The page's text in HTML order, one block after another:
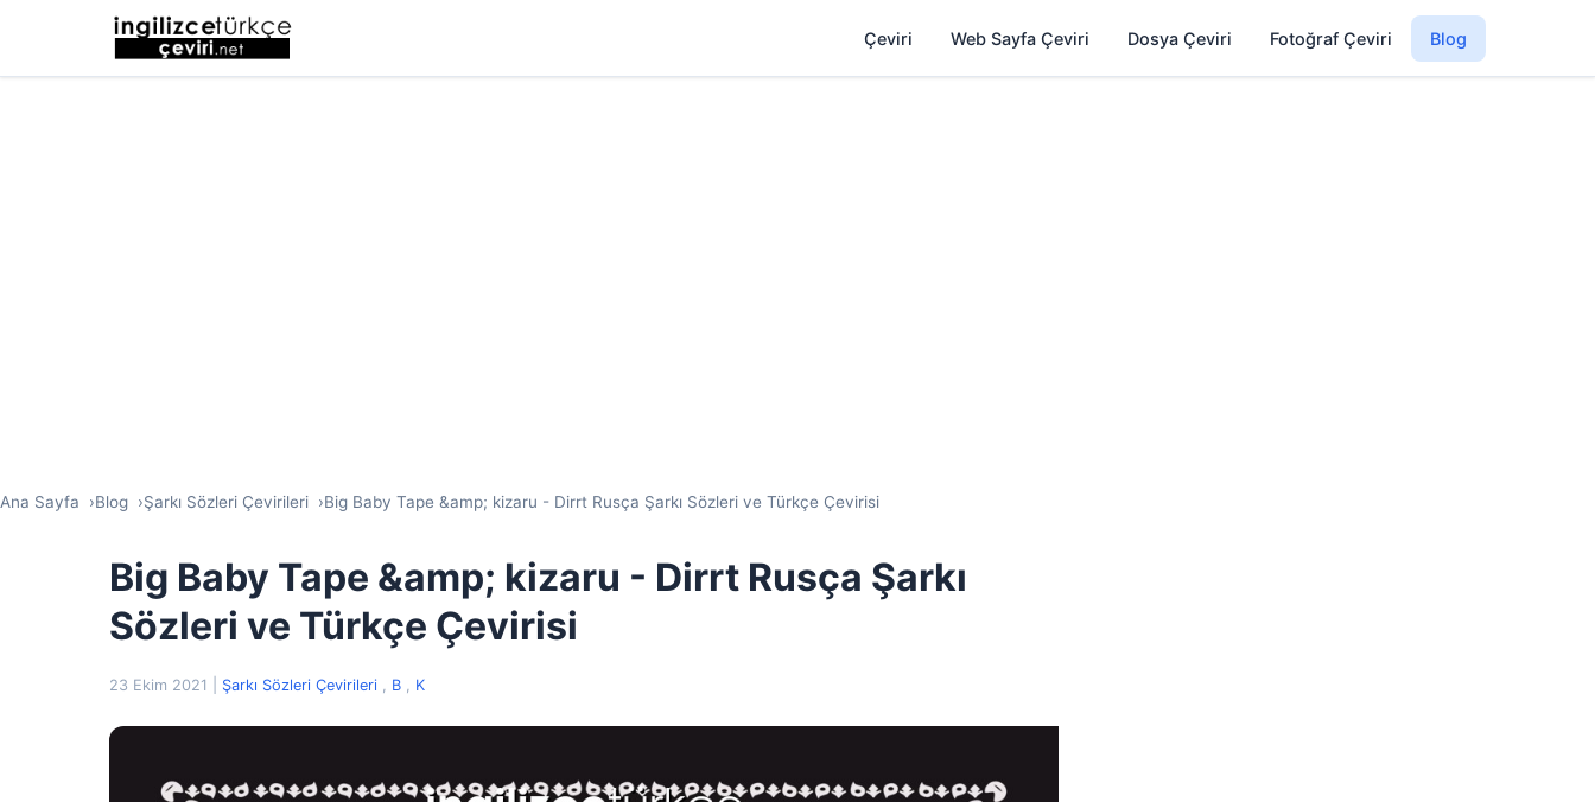
Çeviri Web Sayfa Çeviri Dosya Çeviri Fotoğraf Çeviri Blog
Ana Sayfa Blog Şarkı Sözleri Çevirileri Big Baby Tape &amp; kizaru - Dirrt Rusça Şarkı Sözleri ve Türkçe Çevirisi
Big Baby Tape &amp; kizaru - Dirrt Rusça Şarkı
Sözleri ve Türkçe Çevirisi
23 Ekim 2021 Şarkı Sözleri Çevirileri , B , K